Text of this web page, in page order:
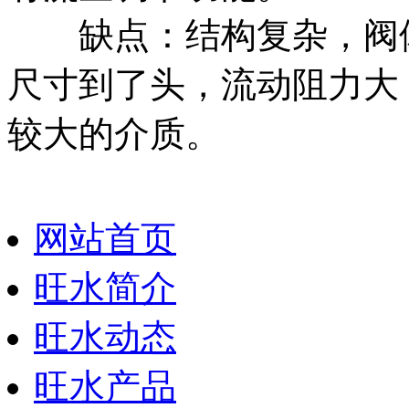
缺点：结构复杂，阀
尺寸到了头，流动阻力
较大的介质。
网站首页
旺水简介
旺水动态
旺水产品